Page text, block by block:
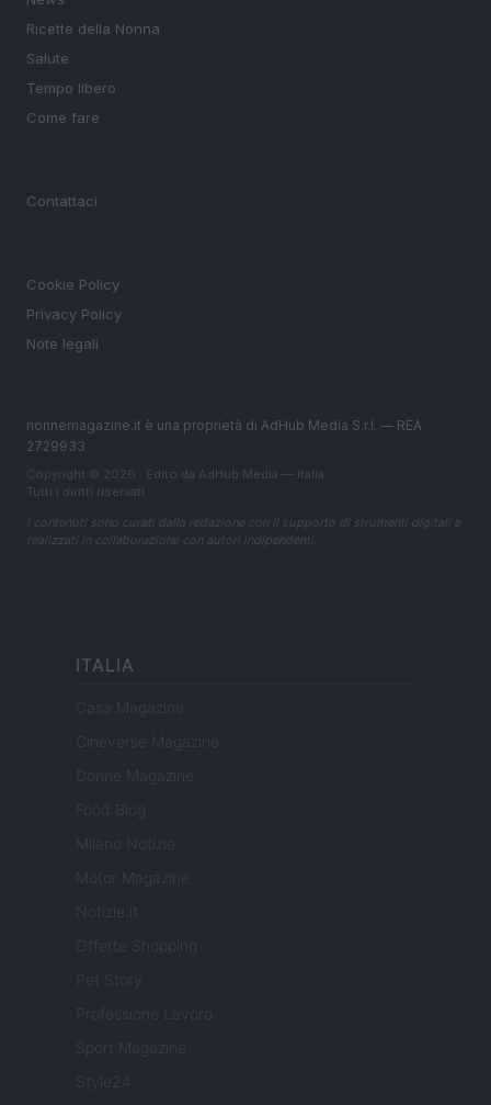
Ricette della Nonna
Salute
Tempo libero
Come fare
Contattaci
Cookie Policy
Privacy Policy
Note legali
nonnemagazine.it è una proprietà di AdHub Media S.r.l. — REA
2729933
Copyright © 2026 · Edito da AdHub Media — Italia
Tutti i diritti riservati
I contenuti sono curati dalla redazione con il supporto di strumenti digitali e
realizzati in collaborazione con autori indipendenti.
ITALIA
Casa Magazine
Cineverse Magazine
Donne Magazine
Food Blog
Milano Notizie
Motor Magazine
Notizie.it
Offerte Shopping
Professione Lavoro
Sport Magazine
Style24